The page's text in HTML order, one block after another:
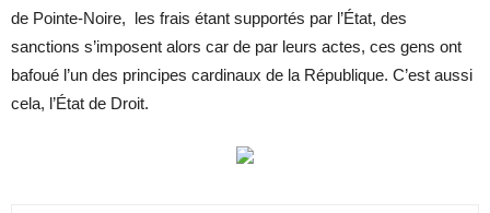
de Pointe-Noire, les frais étant supportés par l’État, des
sanctions s’imposent alors car de par leurs actes, ces gens ont
bafoué l’un des principes cardinaux de la République. C’est aussi
cela, l’État de Droit.